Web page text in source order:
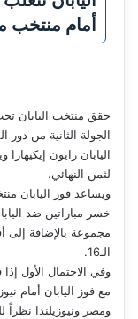
أمام منتخب
الجولة الثانية من
اليابان رايون
لثمن النهائي.
ويساعد فوز اليابان
خسر مباراتين ضد
مجموعة بالإضافة إلى
الـ16.
وفي الاحتمال الأول
مع فوز اليابان أمام
ومصر ونيوزيلندا